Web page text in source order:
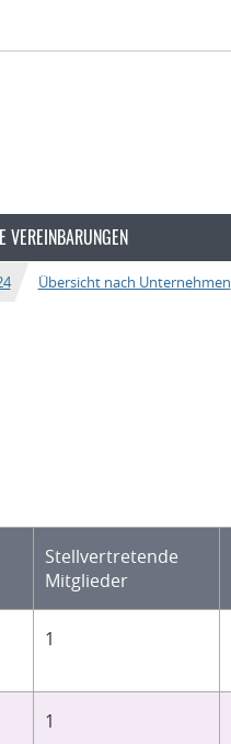
VEREINBARUNGEN
Übersicht nach Unternehmen
Stellvertretende
Mitglieder
1
1